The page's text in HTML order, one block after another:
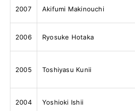
2007 Akifumi Makinouchi
2006 Ryosuke Hotaka
2005 Toshiyasu Kunii
2004 Yoshioki Ishii